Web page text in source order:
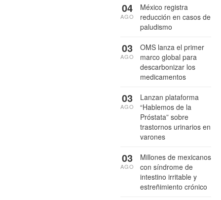
México registra
reducción en casos de
paludismo
04
AGO
OMS lanza el primer
marco global para
descarbonizar los
medicamentos
03
AGO
Lanzan plataforma
“Hablemos de la
Próstata” sobre
trastornos urinarios en
varones
03
AGO
Millones de mexicanos
con síndrome de
intestino irritable y
estreñimiento crónico
03
AGO